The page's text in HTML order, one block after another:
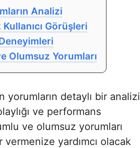
Analizi
Kullanıcı Görüşleri
Olumsuz Yorumları
yorumların detaylı bir analizi
ve performans
ve olumsuz yorumları
yardımcı olacak